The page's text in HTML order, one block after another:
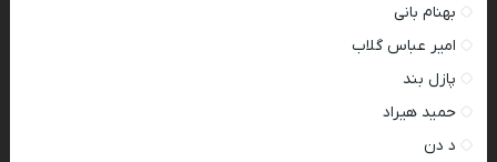
بهنام بانی
امیر عباس گلاب
پازل بند
حمید هیراد
د دن